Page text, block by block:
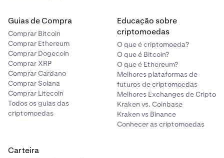
Guias de Compra
Comprar Bitcoin
Comprar Ethereum
Comprar Dogecoin
Comprar XRP
Comprar Cardano
Comprar Solana
Comprar Litecoin
Todos os guias das
criptomoedas
Educação sobre
criptomoedas
O que é criptomoeda?
O que é Bitcoin?
O que é Ethereum?
Melhores plataformas de
futuros de criptomoedas
Melhores Exchanges de Cripto
Kraken vs. Coinbase
Kraken vs Binance
Conhecer as criptomoedas
Carteira